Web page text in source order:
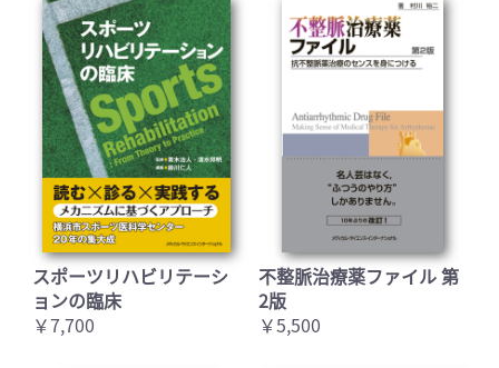
スポーツリハビリテーシ
ョンの臨床
￥7,700
不整脈治療薬ファイル 第
2版
￥5,500